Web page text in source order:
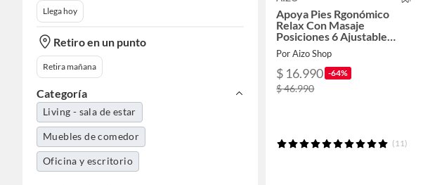
Llega hoy
Retiro en un punto
Retira mañana
Categoría
Living - sala de estar
Muebles de comedor
Oficina y escritorio
Apoya Pies Rgonómico
Relax Con Masaje
Posiciones 6 Ajustable
blanco
Por Aizo Shop
$ 16.990 -64%
$ 46.990
(11)